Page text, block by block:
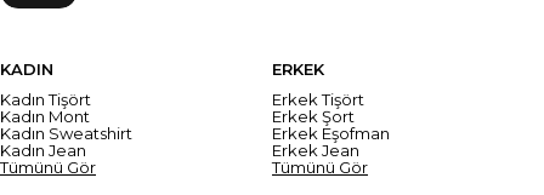
KADIN
Kadın Tişört
Kadın Mont
Kadın Sweatshirt
Kadın Jean
Tümünü Gör
ERKEK
Erkek Tişört
Erkek Şort
Erkek Eşofman
Erkek Jean
Tümünü Gör